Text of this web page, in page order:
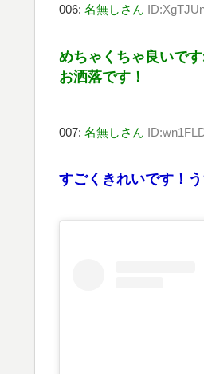
006: 名無しさん
めちゃくちゃ良いで
お洒落です！
007: 名無しさん
すごくきれいです！